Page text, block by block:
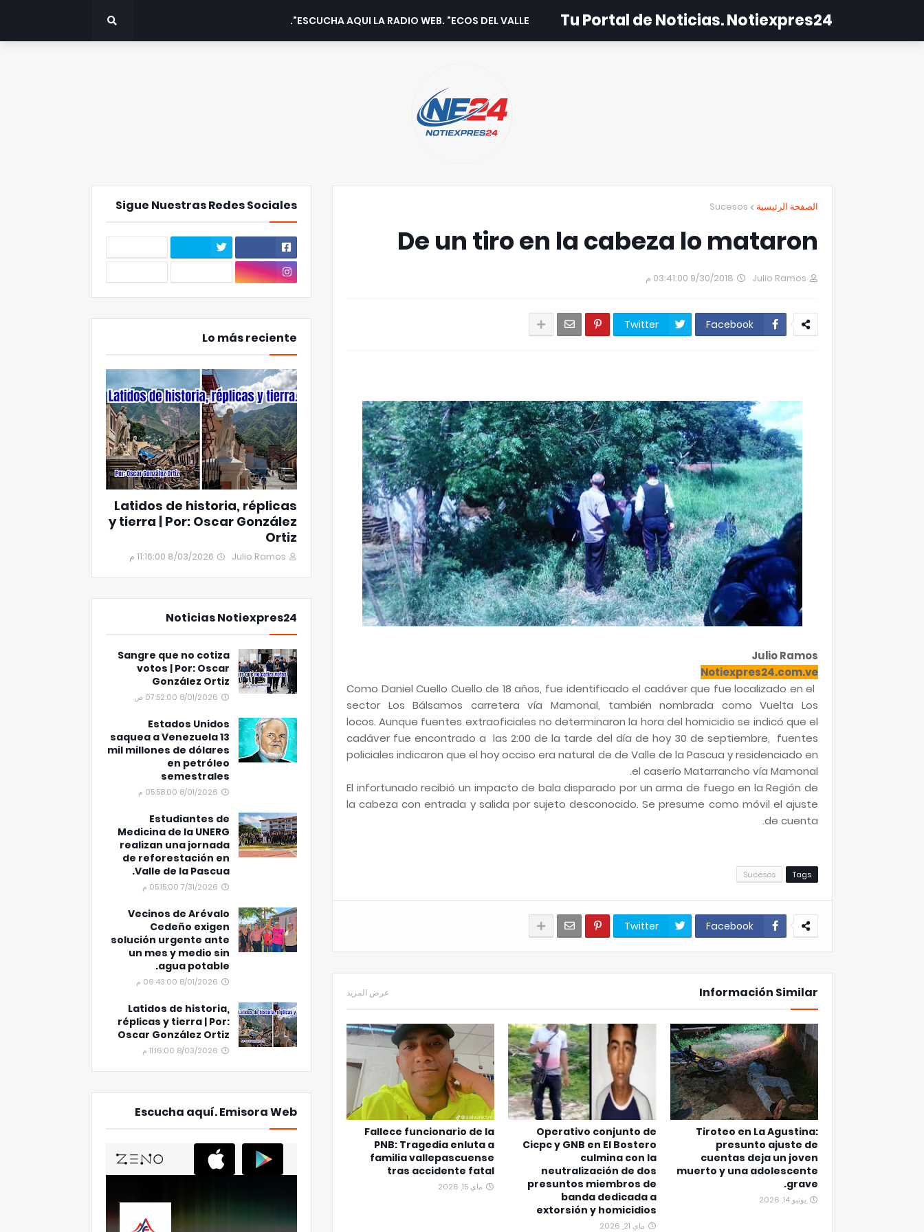
Tu Portal de Noticias. Notiexpres24
ESCUCHA AQUI LA RADIO WEB. "ECOS DEL VALLE".
الصفحة الرئيسية Sucesos
De un tiro en la cabeza lo mataron
Julio Ramos 9/30/2018 03:41:00 م
Facebook
Twitter
Julio Ramos
Notiexpres24.com.ve
Como Daniel Cuello Cuello de 18 años, fue identificado el cadáver que fue localizado en el
sector Los Bálsamos carretera vía Mamonal, también nombrada como Vuelta Los
locos.Aunque fuentes extraoficiales no determinaron la hora del homicidio se indicó que el
cadáver fue encontrado a las 2:00 de la tarde del día de hoy 30 de septiembre, fuentes
policiales indicaron que el hoy occiso era natural de de Valle de la Pascua y residenciado en
el caserío Matarrancho vía Mamonal.
El infortunado recibió un impacto de bala disparado por un arma de fuego en la Región de
la cabeza con entrada y salida por sujeto desconocido. Se presume como móvil el ajuste
de cuenta.
Tags
Sucesos
Facebook
Twitter
Información Similar عرض المزيد
Tiroteo en La Agustina:
presunto ajuste de
cuentas deja un joven
muerto y una adolescente
grave.
يونيو 14, 2026
Operativo conjunto de
Cicpc y GNB en El Bostero
culmina con la
neutralización de dos
presuntos miembros de
banda dedicada a
extorsión y homicidios
ماي 21, 2026
Fallece funcionario de la
PNB: Tragedia enluta a
familia vallepascuense
tras accidente fatal
ماي 15, 2026
Sigue Nuestras Redes Sociales
Lo más reciente
Latidos de historia, réplicas
y tierra | Por: Oscar González
Ortiz
Julio Ramos 8/03/2026 11:16:00 م
Noticias Notiexpres24
Sangre que no cotiza
votos | Por: Oscar
González Ortiz
8/01/2026 07:52:00 ص
Estados Unidos
saquea a Venezuela 13
mil millones de dólares
en petróleo
semestrales
8/01/2026 05:58:00 م
Estudiantes de
Medicina de la UNERG
realizan una jornada
de reforestación en
Valle de la Pascua.
7/31/2026 05:15:00 م
Vecinos de Arévalo
Cedeño exigen
solución urgente ante
un mes y medio sin
agua potable.
8/01/2026 09:43:00 م
Latidos de historia,
réplicas y tierra | Por:
Oscar González Ortiz
8/03/2026 11:16:00 م
Escucha aquí. Emisora Web